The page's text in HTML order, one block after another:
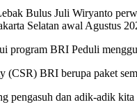
Bulus Juli Wiryanto
Selatan awal Agustus
BRI Peduli
BRI berupa paket
pengasuh dan adik-adik